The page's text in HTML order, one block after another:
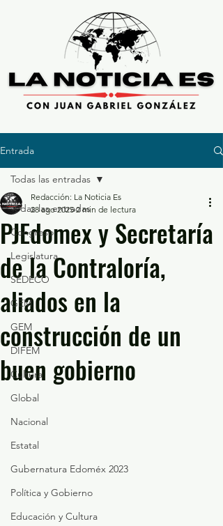
Entrada
Todas las entradas
Congreso
Legislatura
SEDECO
GEM
GEM
DIFEM
Cultura
Global
Nacional
Estatal
Gubernatura Edoméx 2023
Política y Gobierno
Educación y Cultura
Todas las entradas
PJEdomex y Secretaría
de la Contraloría,
aliados en la
construcción de un
buen gobierno
Redacción: La Noticia Es
28 ago 2025 2 min de lectura